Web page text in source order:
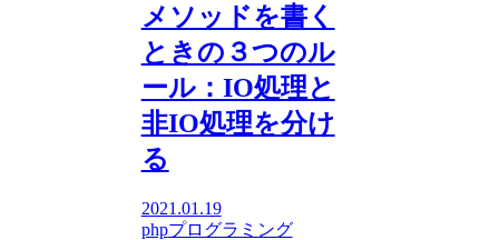
メソッドを書く
ときの３つのル
ール：IO処理と
非IO処理を分け
る
2021.01.19
phpプログラミング